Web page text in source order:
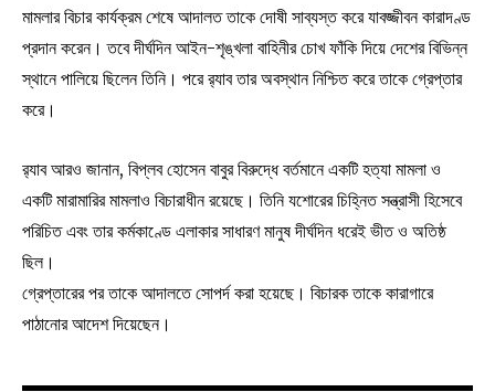
মামলার বিচার কার্যক্রম শেষে আদালত তাকে দোষী সাব্যস্ত করে যাবজ্জীবন কারাদণ্ড
প্রদান করেন। তবে দীর্ঘদিন আইন-শৃঙ্খলা বাহিনীর চোখ ফাঁকি দিয়ে দেশের বিভিন্ন
স্থানে পালিয়ে ছিলেন তিনি। পরে র‌্যাব তার অবস্থান নিশ্চিত করে তাকে গ্রেপ্তার
করে।
র‌্যাব আরও জানান, বিপ্লব হোসেন বাবুর বিরুদ্ধে বর্তমানে একটি হত্যা মামলা ও
একটি মারামারির মামলাও বিচারাধীন রয়েছে। তিনি যশোরের চিহ্নিত সন্ত্রাসী হিসেবে
পরিচিত এবং তার কর্মকাণ্ডে এলাকার সাধারণ মানুষ দীর্ঘদিন ধরেই ভীত ও অতিষ্ঠ
ছিল।
গ্রেপ্তারের পর তাকে আদালতে সোপর্দ করা হয়েছে। বিচারক তাকে কারাগারে
পাঠানোর আদেশ দিয়েছেন।